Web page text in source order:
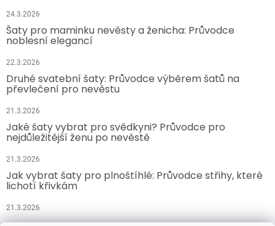
24.3.2026
Šaty pro maminku nevěsty a ženicha: Průvodce
noblesní elegancí
22.3.2026
Druhé svatební šaty: Průvodce výběrem šatů na
převlečení pro nevěstu
21.3.2026
Jaké šaty vybrat pro svědkyni? Průvodce pro
nejdůležitější ženu po nevěstě
21.3.2026
Jak vybrat šaty pro plnoštíhlé: Průvodce střihy, které
lichotí křivkám
21.3.2026